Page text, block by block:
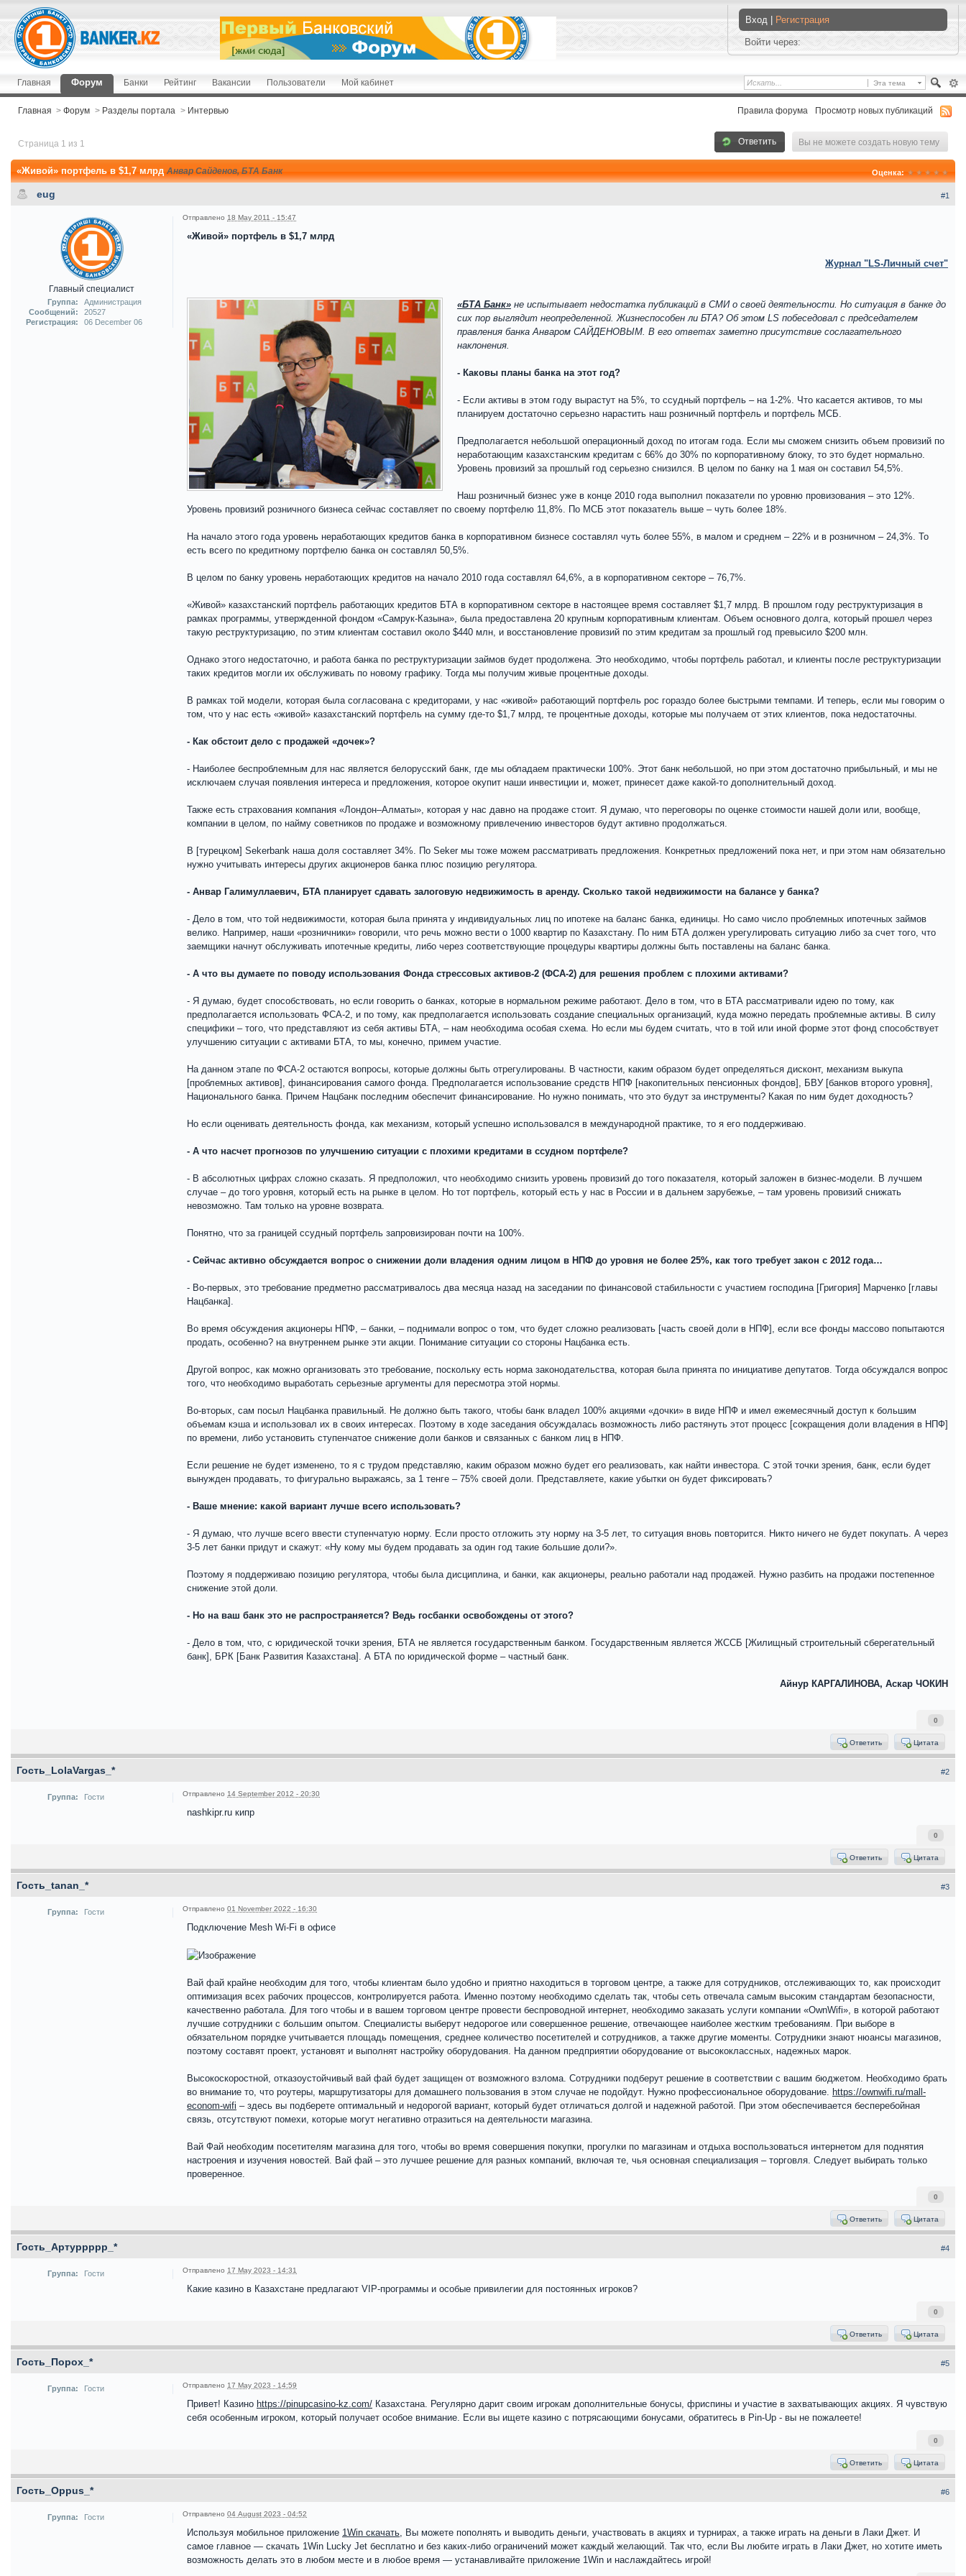
Вход | Регистрация
Войти через:
Эта тема
Главная Форум Банки Рейтинг Вакансии Пользователи Мой кабинет
Главная > Форум > Разделы портала > Интервью Правила форума Просмотр новых публикаций
Страница 1 из 1 Вы не можете создать новую тему
Ответить
«Живой» портфель в $1,7 млрдАнвар Сайденов, БТА Банк Оценка:
#1
eug
Главный специалист
Группа:
Администрация
Сообщений:
20527
Регистрация:
06 December 06
Отправлено 18 May 2011 - 15:47
«Живой» портфель в $1,7 млрд
Журнал "LS-Личный счет"
«БТА Банк» не испытывает недостатка публикаций в СМИ о своей деятельности. Но ситуация в банке до
сих пор выглядит неопределенной. Жизнеспособен ли БТА? Об этом LS побеседовал с председателем
правления банка Анваром САЙДЕНОВЫМ. В его ответах заметно присутствие сослагательного
наклонения.
- Каковы планы банка на этот год?
- Если активы в этом году вырастут на 5%, то ссудный портфель – на 1-2%. Что касается активов, то мы
планируем достаточно серьезно нарастить наш розничный портфель и портфель МСБ.
Предполагается небольшой операционный доход по итогам года. Если мы сможем снизить объем провизий по
неработающим казахстанским кредитам с 66% до 30% по корпоративному блоку, то это будет нормально.
Уровень провизий за прошлый год серьезно снизился. В целом по банку на 1 мая он составил 54,5%.
Наш розничный бизнес уже в конце 2010 года выполнил показатели по уровню провизования – это 12%.
Уровень провизий розничного бизнеса сейчас составляет по своему портфелю 11,8%. По МСБ этот показатель выше – чуть более 18%.
На начало этого года уровень неработающих кредитов банка в корпоративном бизнесе составлял чуть более 55%, в малом и среднем – 22% и в розничном – 24,3%. То
есть всего по кредитному портфелю банка он составлял 50,5%.
В целом по банку уровень неработающих кредитов на начало 2010 года составлял 64,6%, а в корпоративном секторе – 76,7%.
«Живой» казахстанский портфель работающих кредитов БТА в корпоративном секторе в настоящее время составляет $1,7 млрд. В прошлом году реструктуризация в
рамках программы, утвержденной фондом «Самрук-Казына», была предоставлена 20 крупным корпоративным клиентам. Объем основного долга, который прошел через
такую реструктуризацию, по этим клиентам составил около $440 млн, и восстановление провизий по этим кредитам за прошлый год превысило $200 млн.
Однако этого недостаточно, и работа банка по реструктуризации займов будет продолжена. Это необходимо, чтобы портфель работал, и клиенты после реструктуризации
таких кредитов могли их обслуживать по новому графику. Тогда мы получим живые процентные доходы.
В рамках той модели, которая была согласована с кредиторами, у нас «живой» работающий портфель рос гораздо более быстрыми темпами. И теперь, если мы говорим о
том, что у нас есть «живой» казахстанский портфель на сумму где-то $1,7 млрд, те процентные доходы, которые мы получаем от этих клиентов, пока недостаточны.
- Как обстоит дело с продажей «дочек»?
- Наиболее беспроблемным для нас является белорусский банк, где мы обладаем практически 100%. Этот банк небольшой, но при этом достаточно прибыльный, и мы не
исключаем случая появления интереса и предложения, которое окупит наши инвестиции и, может, принесет даже какой-то дополнительный доход.
Также есть страхования компания «Лондон–Алматы», которая у нас давно на продаже стоит. Я думаю, что переговоры по оценке стоимости нашей доли или, вообще,
компании в целом, по найму советников по продаже и возможному привлечению инвесторов будут активно продолжаться.
В [турецком] Sekerbank наша доля составляет 34%. По Seker мы тоже можем рассматривать предложения. Конкретных предложений пока нет, и при этом нам обязательно
нужно учитывать интересы других акционеров банка плюс позицию регулятора.
- Анвар Галимуллаевич, БТА планирует сдавать залоговую недвижимость в аренду. Сколько такой недвижимости на балансе у банка?
- Дело в том, что той недвижимости, которая была принята у индивидуальных лиц по ипотеке на баланс банка, единицы. Но само число проблемных ипотечных займов
велико. Например, наши «розничники» говорили, что речь можно вести о 1000 квартир по Казахстану. По ним БТА должен урегулировать ситуацию либо за счет того, что
заемщики начнут обслуживать ипотечные кредиты, либо через соответствующие процедуры квартиры должны быть поставлены на баланс банка.
- А что вы думаете по поводу использования Фонда стрессовых активов-2 (ФСА-2) для решения проблем с плохими активами?
- Я думаю, будет способствовать, но если говорить о банках, которые в нормальном режиме работают. Дело в том, что в БТА рассматривали идею по тому, как
предполагается использовать ФСА-2, и по тому, как предполагается использовать создание специальных организаций, куда можно передать проблемные активы. В силу
специфики – того, что представляют из себя активы БТА, – нам необходима особая схема. Но если мы будем считать, что в той или иной форме этот фонд способствует
улучшению ситуации с активами БТА, то мы, конечно, примем участие.
На данном этапе по ФСА-2 остаются вопросы, которые должны быть отрегулированы. В частности, каким образом будет определяться дисконт, механизм выкупа
[проблемных активов], финансирования самого фонда. Предполагается использование средств НПФ [накопительных пенсионных фондов], БВУ [банков второго уровня],
Национального банка. Причем Нацбанк последним обеспечит финансирование. Но нужно понимать, что это будут за инструменты? Какая по ним будет доходность?
Но если оценивать деятельность фонда, как механизм, который успешно использовался в международной практике, то я его поддерживаю.
- А что насчет прогнозов по улучшению ситуации с плохими кредитами в ссудном портфеле?
- В абсолютных цифрах сложно сказать. Я предположил, что необходимо снизить уровень провизий до того показателя, который заложен в бизнес-модели. В лучшем
случае – до того уровня, который есть на рынке в целом. Но тот портфель, который есть у нас в России и в дальнем зарубежье, – там уровень провизий снижать
невозможно. Там только на уровне возврата.
Понятно, что за границей ссудный портфель запровизирован почти на 100%.
- Сейчас активно обсуждается вопрос о снижении доли владения одним лицом в НПФ до уровня не более 25%, как того требует закон с 2012 года…
- Во-первых, это требование предметно рассматривалось два месяца назад на заседании по финансовой стабильности с участием господина [Григория] Марченко [главы
Нацбанка].
Во время обсуждения акционеры НПФ, – банки, – поднимали вопрос о том, что будет сложно реализовать [часть своей доли в НПФ], если все фонды массово попытаются
продать, особенно? на внутреннем рынке эти акции. Понимание ситуации со стороны Нацбанка есть.
Другой вопрос, как можно организовать это требование, поскольку есть норма законодательства, которая была принята по инициативе депутатов. Тогда обсуждался вопрос
того, что необходимо выработать серьезные аргументы для пересмотра этой нормы.
Во-вторых, сам посыл Нацбанка правильный. Не должно быть такого, чтобы банк владел 100% акциями «дочки» в виде НПФ и имел ежемесячный доступ к большим
объемам кэша и использовал их в своих интересах. Поэтому в ходе заседания обсуждалась возможность либо растянуть этот процесс [сокращения доли владения в НПФ]
по времени, либо установить ступенчатое снижение доли банков и связанных с банком лиц в НПФ.
Если решение не будет изменено, то я с трудом представляю, каким образом можно будет его реализовать, как найти инвестора. С этой точки зрения, банк, если будет
вынужден продавать, то фигурально выражаясь, за 1 тенге – 75% своей доли. Представляете, какие убытки он будет фиксировать?
- Ваше мнение: какой вариант лучше всего использовать?
- Я думаю, что лучше всего ввести ступенчатую норму. Если просто отложить эту норму на 3-5 лет, то ситуация вновь повторится. Никто ничего не будет покупать. А через
3-5 лет банки придут и скажут: «Ну кому мы будем продавать за один год такие большие доли?».
Поэтому я поддерживаю позицию регулятора, чтобы была дисциплина, и банки, как акционеры, реально работали над продажей. Нужно разбить на продажи постепенное
снижение этой доли.
- Но на ваш банк это не распространяется? Ведь госбанки освобождены от этого?
- Дело в том, что, с юридической точки зрения, БТА не является государственным банком. Государственным является ЖССБ [Жилищный строительный сберегательный
банк], БРК [Банк Развития Казахстана]. А БТА по юридической форме – частный банк.
Айнур КАРГАЛИНОВА, Аскар ЧОКИН
0
Цитата
Ответить
#2
Гость_LolaVargas_*
Группа: Гости Отправлено 14 September 2012 - 20:30
nashkipr.ru кипр
0
Цитата
Ответить
#3
Гость_tanan_*
Группа: Гости Отправлено 01 November 2022 - 16:30
Подключение Mesh Wi-Fi в офисе
Вай фай крайне необходим для того, чтобы клиентам было удобно и приятно находиться в торговом центре, а также для сотрудников, отслеживающих то, как происходит
оптимизация всех рабочих процессов, контролируется работа. Именно поэтому необходимо сделать так, чтобы сеть отвечала самым высоким стандартам безопасности,
качественно работала. Для того чтобы и в вашем торговом центре провести беспроводной интернет, необходимо заказать услуги компании «OwnWifi», в которой работают
лучшие сотрудники с большим опытом. Специалисты выберут недорогое или совершенное решение, отвечающее наиболее жестким требованиям. При выборе в
обязательном порядке учитывается площадь помещения, среднее количество посетителей и сотрудников, а также другие моменты. Сотрудники знают нюансы магазинов,
поэтому составят проект, установят и выполнят настройку оборудования. На данном предприятии оборудование от высококлассных, надежных марок.
Высокоскоростной, отказоустойчивый вай фай будет защищен от возможного взлома. Сотрудники подберут решение в соответствии с вашим бюджетом. Необходимо брать
во внимание то, что роутеры, маршрутизаторы для домашнего пользования в этом случае не подойдут. Нужно профессиональное оборудование. https://ownwifi.ru/mall-
econom-wifi – здесь вы подберете оптимальный и недорогой вариант, который будет отличаться долгой и надежной работой. При этом обеспечивается бесперебойная
связь, отсутствуют помехи, которые могут негативно отразиться на деятельности магазина.
Вай Фай необходим посетителям магазина для того, чтобы во время совершения покупки, прогулки по магазинам и отдыха воспользоваться интернетом для поднятия
настроения и изучения новостей. Вай фай – это лучшее решение для разных компаний, включая те, чья основная специализация – торговля. Следует выбирать только
проверенное.
0
Цитата
Ответить
#4
Гость_Артуррррр_*
Группа: Гости Отправлено 17 May 2023 - 14:31
Какие казино в Казахстане предлагают VIP-программы и особые привилегии для постоянных игроков?
0
Цитата
Ответить
#5
Гость_Порох_*
Группа: Гости Отправлено 17 May 2023 - 14:59
Привет! Казино https://pinupcasino-kz.com/ Казахстана. Регулярно дарит своим игрокам дополнительные бонусы, фриспины и участие в захватывающих акциях. Я чувствую
себя особенным игроком, который получает особое внимание. Если вы ищете казино с потрясающими бонусами, обратитесь в Pin-Up - вы не пожалеете!
0
Цитата
Ответить
#6
Гость_Oppus_*
Группа: Гости Отправлено 04 August 2023 - 04:52
Используя мобильное приложение 1Win скачать, Вы можете пополнять и выводить деньги, участвовать в акциях и турнирах, а также играть на деньги в Лаки Джет. И
самое главное — скачать 1Win Lucky Jet бесплатно и без каких-либо ограничений может каждый желающий. Так что, если Вы любите играть в Лаки Джет, но хотите иметь
возможность делать это в любом месте и в любое время — устанавливайте приложение 1Win и наслаждайтесь игрой!